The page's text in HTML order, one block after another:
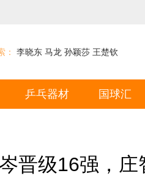
： 李晓东 马龙 孙颖莎 王楚钦
乒乓器材 国球汇
晋级16强，庄